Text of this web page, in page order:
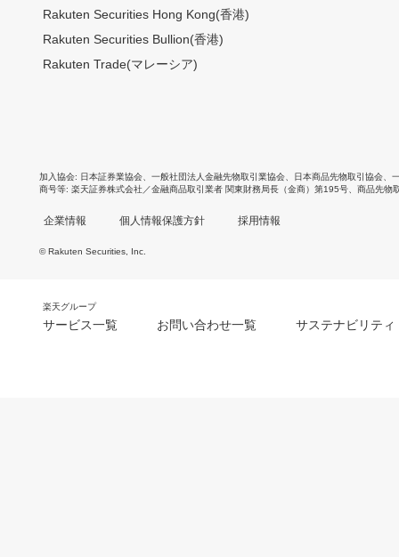
Rakuten Securities Hong Kong(香港)
Rakuten Securities Bullion(香港)
Rakuten Trade(マレーシア)
加入協会 日本証券業協会 一般社団法人金融先物取引業協会 日本商品先物取引協会
商号等 楽天証券株式会社／金融商品取引業者 関東財務局長（金商）第195号、商品先物
企業情報 個人情報保護方針 採用情報
© Rakuten Securities, Inc.
楽天グループ
サービス一覧 お問い合わせ一覧 サステナビリティ